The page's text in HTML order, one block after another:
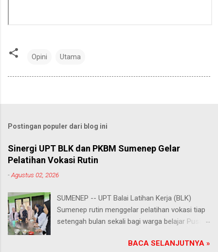
Opini Utama
Postingan populer dari blog ini
Sinergi UPT BLK dan PKBM Sumenep Gelar
Pelatihan Vokasi Rutin
-Agustus 02, 2026
SUMENEP -- UPT Balai Latihan Kerja (BLK)
Sumenep rutin menggelar pelatihan vokasi tiap
setengah bulan sekali bagi warga belajar Pusat
Kabupaten Sumenep. Ahad (2/8/2026).
BACA SELANJUTNYA »